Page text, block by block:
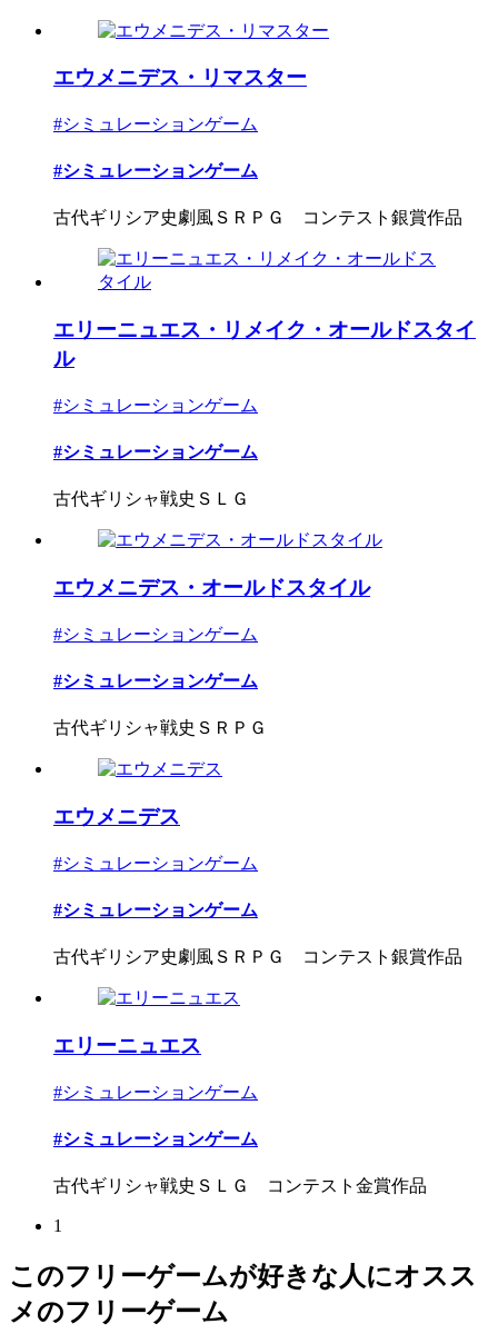
エウメニデス・リマスター
#シミュレーションゲーム
#シミュレーションゲーム
古代ギリシア史劇風ＳＲＰＧ コンテスト銀賞作品
エリーニュエス・リメイク・オールドスタイ
ル
#シミュレーションゲーム
#シミュレーションゲーム
古代ギリシャ戦史ＳＬＧ
エウメニデス・オールドスタイル
#シミュレーションゲーム
#シミュレーションゲーム
古代ギリシャ戦史ＳＲＰＧ
エウメニデス
#シミュレーションゲーム
#シミュレーションゲーム
古代ギリシア史劇風ＳＲＰＧ コンテスト銀賞作品
エリーニュエス
#シミュレーションゲーム
#シミュレーションゲーム
古代ギリシャ戦史ＳＬＧ コンテスト金賞作品
1
このフリーゲームが好きな人にオスス
メのフリーゲーム